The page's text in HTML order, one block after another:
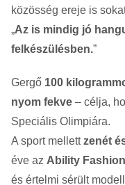
közösség ereje is
„Az is mindig jó
felkészülésben.”
Gergő 100
nyom fekve – célja,
Speciális Olimpiára.
A sport mellettzenét
éve az Ability Fashion
és értelmi sérült